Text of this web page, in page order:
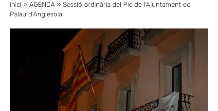
Inici » AGENDA » Sessió ordinària del Ple de l’Ajuntament del
Palau d’Anglesola